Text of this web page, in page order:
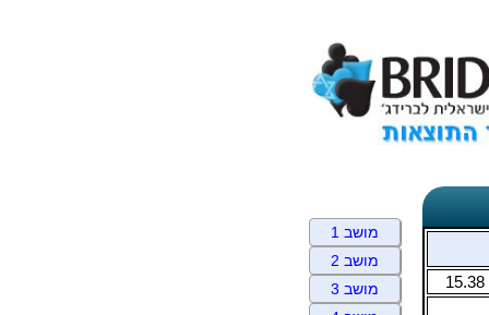
15.38
מושב 1
מושב 2
מושב 3